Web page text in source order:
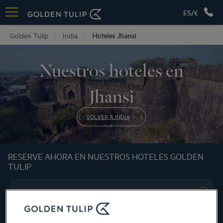
ES/€
Golden Tulip India Hoteles Jhansi
Nuestros hoteles en
Jhansi
VOLVER A INDIA
RESERVE AHORA EN NUESTROS HOTELES GOLDEN
TULIP